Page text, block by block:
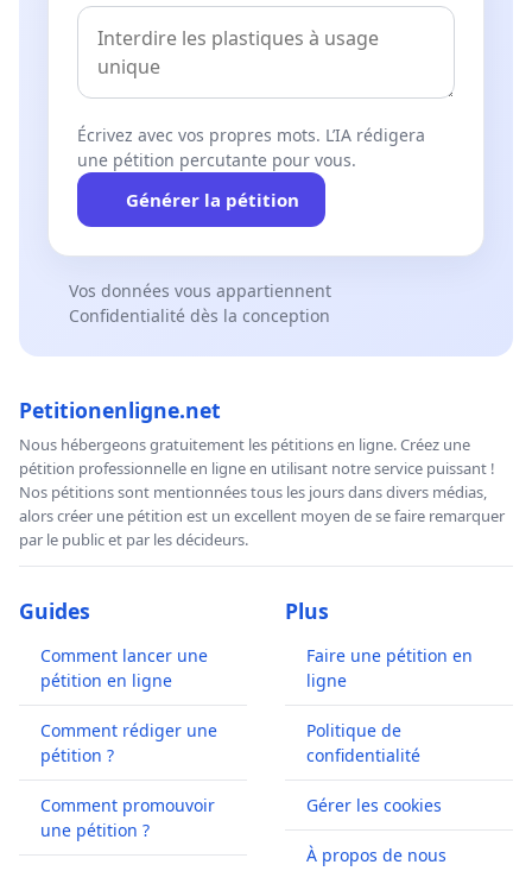
Écrivez avec vos propres mots. L’IA rédigera
une pétition percutante pour vous.
Générer la pétition
Vos données vous appartiennent
Confidentialité dès la conception
Petitionenligne.net
Nous hébergeons gratuitement les pétitions en ligne. Créez une
pétition professionnelle en ligne en utilisant notre service puissant !
Nos pétitions sont mentionnées tous les jours dans divers médias,
alors créer une pétition est un excellent moyen de se faire remarquer
par le public et par les décideurs.
Guides
Comment lancer une
pétition en ligne
Comment rédiger une
pétition ?
Comment promouvoir
une pétition ?
Plus
Faire une pétition en
ligne
Politique de
confidentialité
Gérer les cookies
À propos de nous